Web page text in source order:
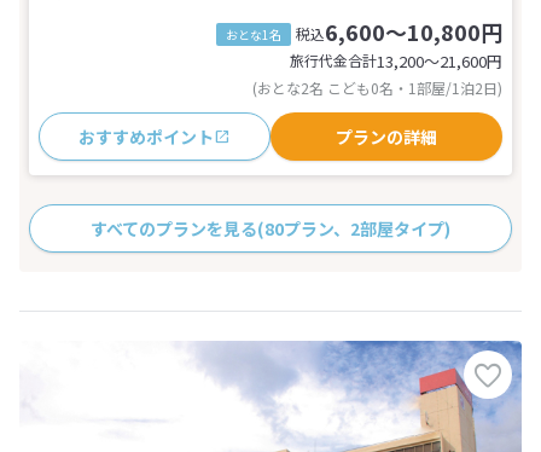
おとな1名 税込6,600～10,800円
旅行代金合計13,200〜21,600円
(おとな2名 こども0名・1部屋/1泊2日)
おすすめポイント プランの詳細
すべてのプランを見る(80プラン、2部屋タイプ)